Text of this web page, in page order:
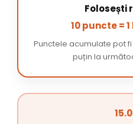
Folosești
10 puncte =
Punctele acumulate pot
puțin la